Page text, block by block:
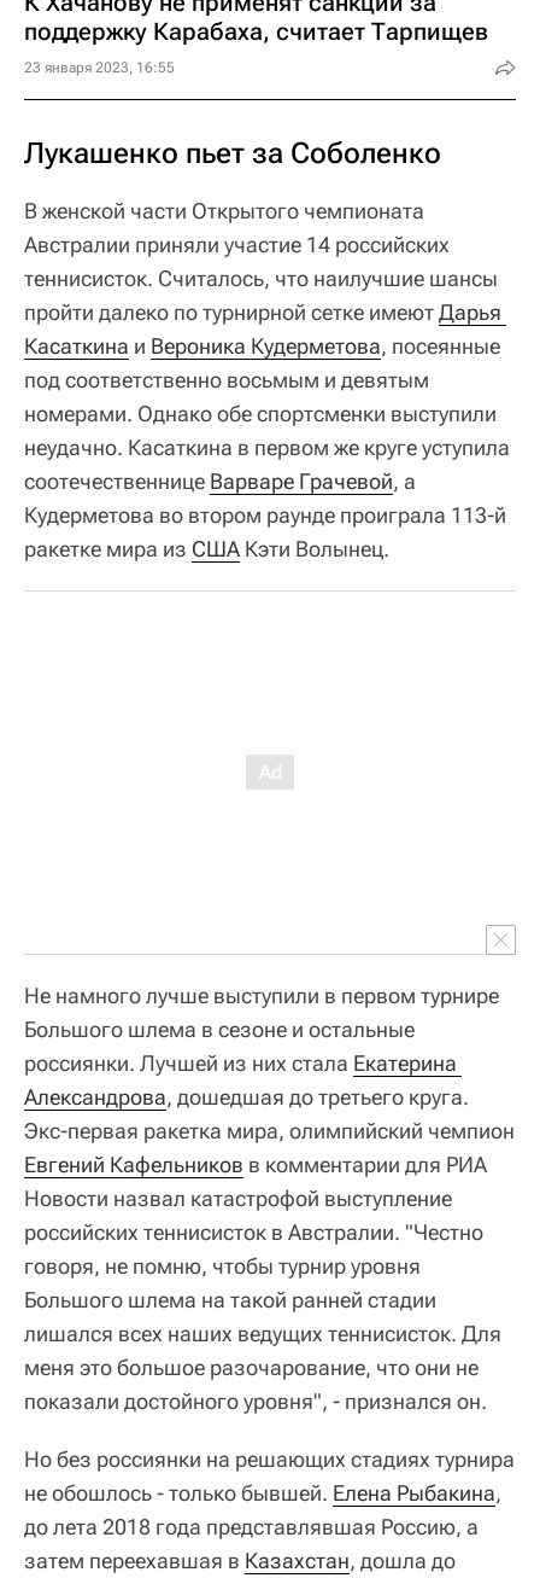
поддержку Карабаха, считает Тарпищев
23 января 2023, 16:55
Лукашенко пьет за Соболенко
В женской части Открытого чемпионата
Австралии приняли участие 14 российских
теннисисток. Считалось, что наилучшие шансы
пройти далеко по турнирной сетке имеютДарья
Касаткина и Вероника Кудерметова, посеянные
под соответственно восьмым и девятым
номерами. Однако обе спортсменки выступили
неудачно. Касаткина в первом же круге уступила
соотечественнице Варваре Грачевой, а
Кудерметова во втором раунде проиграла 113-й
ракетке мира из США Кэти Волынец.
Не намного лучше выступили в первом турнире
Большого шлема в сезоне и остальные
россиянки. Лучшей из них стала Екатерина
Александрова, дошедшая до третьего круга.
Экс-первая ракетка мира, олимпийский чемпион
Евгений Кафельников в комментарии для РИА
Новости назвал катастрофой выступление
российских теннисисток в Австралии. "Честно
говоря, не помню, чтобы турнир уровня
Большого шлема на такой ранней стадии
лишался всех наших ведущих теннисисток. Для
меня это большое разочарование, что они не
показали достойного уровня", - признался он.
Но без россиянки на решающих стадиях турнира
не обошлось - только бывшей. Елена Рыбакина,
до лета 2018 года представлявшая Россию, а
затем переехавшая в Казахстан, дошла до